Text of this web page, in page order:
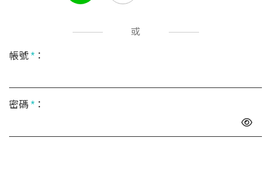
或
帳號 * ：
密碼 * ：